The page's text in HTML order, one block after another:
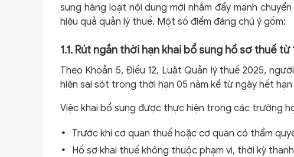
sung hàng loạt nội dung mới nhằm đẩy mạnh
hiệu quả quản lý thuế. Một số điểm đáng chú ý gồm:
1.1. Rút ngắn thời hạn khai bổ sung hồ sơ thuế
Theo Khoản 5, Điều 12, Luật Quản lý thuế 2025,
hiện sai sót trong thời hạn 05 năm kể từ ngày hết
Việc khai bổ sung được thực hiện trong các trường
Trước khi cơ quan thuế hoặc cơ quan có thẩm
Hồ sơ khai thuế không thuộc phạm vi, thời kỳ